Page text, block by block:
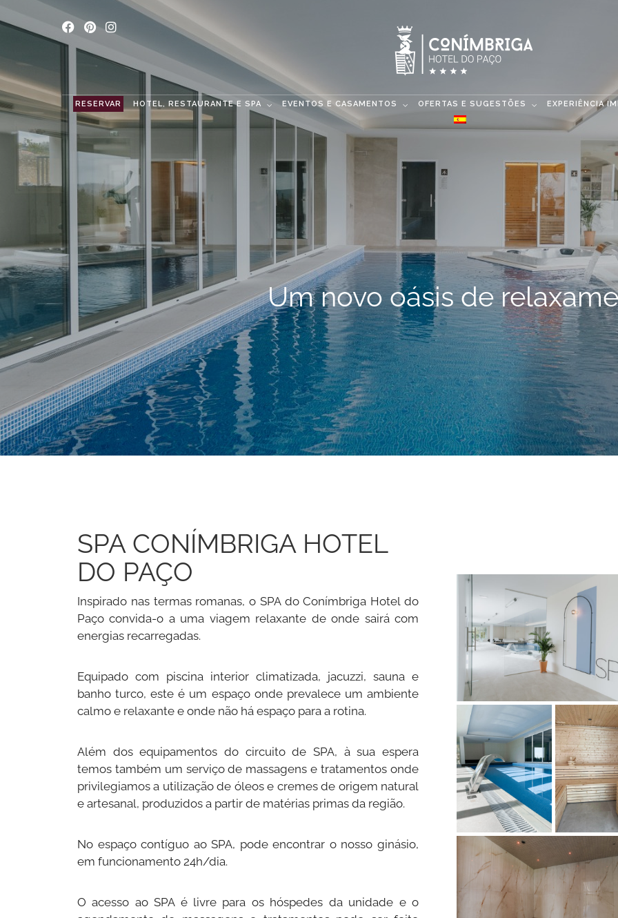
RESERVAR HOTEL, RESTAURANTE E SPA EVENTOS E CASAMENTOS OFERTAS E SUGESTÕES EXPERIÊNCIA
Um novo oásis de
SPA CONÍMBRIGA HOTEL
DO PAÇO
Inspirado nas termas romanas, o SPA do Conímbriga Hotel do
Paço convida-o a uma viagem relaxante de onde sairá com
energias recarregadas.
Equipado com piscina interior climatizada, jacuzzi, sauna e
banho turco, este é um espaço onde prevalece um ambiente
calmo e relaxante e onde não há espaço para a rotina.
Além dos equipamentos do circuito de SPA, à sua espera
temos também um serviço de massagens e tratamentos onde
privilegiamos a utilização de óleos e cremes de origem natural
e artesanal, produzidos a partir de matérias primas da região.
No espaço contíguo ao SPA, pode encontrar o nosso ginásio,
em funcionamento 24h/dia.
O acesso ao SPA é livre para os hóspedes da unidade e o